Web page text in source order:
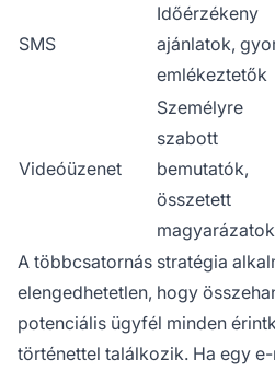
SMS
Időérzékeny
ajánlatok,
emlékeztetők
Videóüzenet
Személyre
szabott
bemutatók,
összetett
magyarázatok
A többcsatornás stratégia
elengedhetetlen, hogy
potenciális ügyfél minden
történettel találkozik. Ha egy